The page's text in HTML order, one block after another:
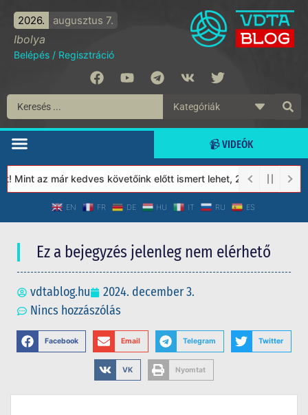
2026. augusztus 7.
Ibolya
Belépés / Regisztráció
📹 VIDEÓK
az már kedves követőink előtt ismert lehet, 2023-tól a
EN FR DE HU IT RU ES
Ez a bejegyzés jelenleg nem elérhető
vdtablog.hu
2024. december 3.
Nincs hozzászólás
Facebook Email Telegram Twitter
VK Nyomtat